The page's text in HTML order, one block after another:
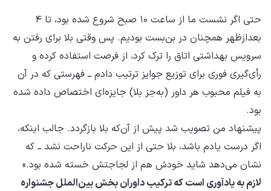
حتی اگر نشست ما از ساعت ۱۰ صبح شروع شده بود، تا ۴
بعدازظهر همچنان در بن‌بست بودیم. پس وقتی بلا برای رفتن به
سرویس بهداشتی اتاق را ترک کرد، از فرصت استفاده کرده و
رأی‌گیری فوری برای توزیع جوایز ترتیب دادم ــ فهرستی که در آن
به فیلم محبوب هر داور (به‌جز بلا) جایزه‌ای اختصاص داده شده
بود.
پیشنهاد من تصویب شد پیش از آن‌که بلا بازگردد. جالب اینکه،
اگر درست یادم باشد، بلا حتی از این حرکت ناراحت نشد ــ که
نشان می‌دهد شاید خودش هم از لجاجتش خسته شده بود.»
لازم به یادآوری است که ترکیب داوران بخش بین‌الملل جشنواره